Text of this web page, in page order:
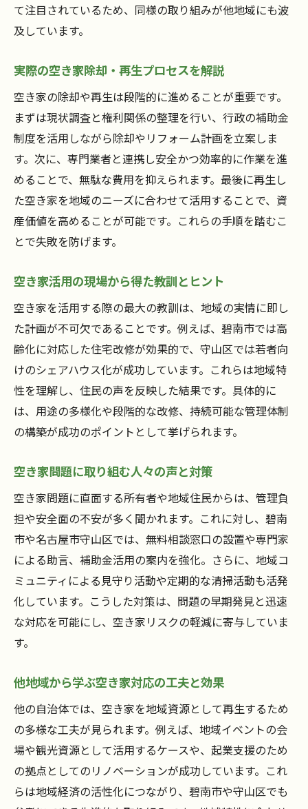
て注目されているため、同様の取り組みが他地域にも波
及しています。
実際の空き家除却・再生プロセスを解説
空き家の除却や再生は段階的に進めることが重要です。
まずは現状調査と権利関係の整理を行い、行政の補助金
制度を活用しながら除却やリフォーム計画を立案しま
す。次に、専門業者と連携し安全かつ効率的に作業を進
めることで、無駄な費用を抑えられます。最後に再生し
た空き家を地域のニーズに合わせて活用することで、資
産価値を高めることが可能です。これらの手順を踏むこ
とで失敗を防げます。
空き家活用の現場から得た教訓とヒント
空き家を活用する際の最大の教訓は、地域の実情に即し
た計画が不可欠であることです。例えば、碧南市では高
齢化に対応した住宅改修が効果的で、守山区では若者向
けのシェアハウス化が成功しています。これらは地域特
性を理解し、住民の声を反映した結果です。具体的に
は、用途の多様化や段階的な改修、持続可能な管理体制
の構築が成功のポイントとして挙げられます。
空き家問題に取り組む人々の声と対策
空き家問題に直面する所有者や地域住民からは、管理負
担や安全面の不安が多く聞かれます。これに対し、碧南
市や名古屋市守山区では、無料相談窓口の設置や専門家
による助言、補助金活用の案内を強化。さらに、地域コ
ミュニティによる見守り活動や定期的な清掃活動も活発
化しています。こうした対策は、問題の早期発見と迅速
な対応を可能にし、空き家リスクの軽減に寄与していま
す。
他地域から学ぶ空き家対応の工夫と効果
他の自治体では、空き家を地域資源として再生するため
の多様な工夫が見られます。例えば、地域イベントの会
場や観光資源として活用するケースや、起業支援のため
の拠点としてのリノベーションが成功しています。これ
らは地域経済の活性化につながり、碧南市や守山区でも